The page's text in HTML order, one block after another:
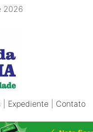
2026
Expediente Contato